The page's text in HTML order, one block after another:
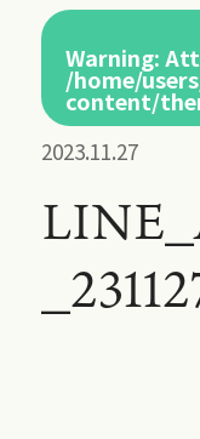
Warning:
/home/
content/
2023.11.27